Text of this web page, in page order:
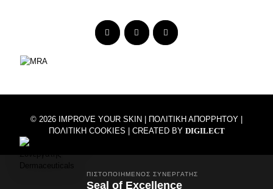
© 2026 IMPROVE YOUR SKIN | ΠΟΛΙΤΙΚΗ ΑΠΟΡΡΗΤΟΥ
ΠΟΛΙΤΙΚΗ COOKIES | CREATED BY DIGILECT
ΠΙΣΤΟΠΟΙΗΜΈΝΟΣ ΣΥΝΕΡΓΆΤΗΣ
Seal of Excellence